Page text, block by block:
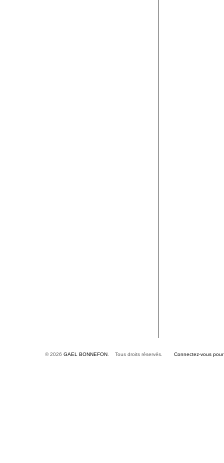
© 2026 GAEL BONNEFON . Tous droits réservés. Connectez-vous